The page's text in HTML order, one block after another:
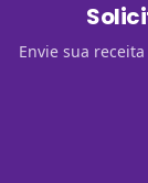
Envie sua